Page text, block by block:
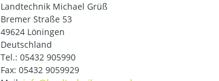
Landtechnik Michael Grüß
Bremer Straße 53
49624 Löningen
Deutschland
Tel.: 05432 905990
Fax: 05432 9059929